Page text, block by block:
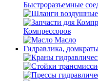
Быстроразъемные
Компрессоров
Масло
Гидравлика,